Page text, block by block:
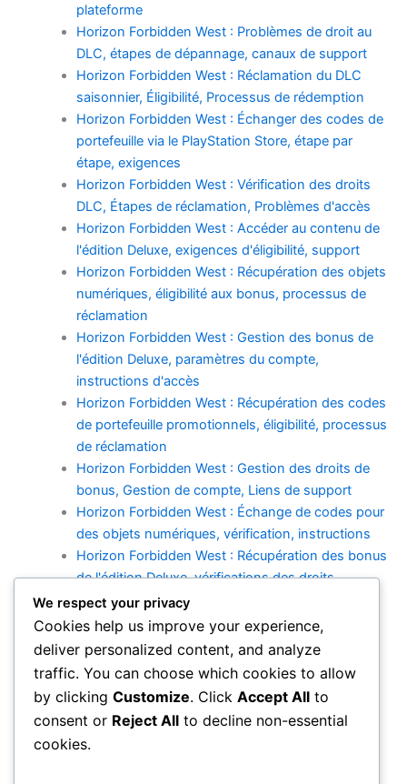
plateforme
Horizon Forbidden West : Problèmes de droit au
DLC, étapes de dépannage, canaux de support
Horizon Forbidden West : Réclamation du DLC
saisonnier, Éligibilité, Processus de rédemption
Horizon Forbidden West : Échanger des codes de
portefeuille via le PlayStation Store, étape par
étape, exigences
Horizon Forbidden West : Vérification des droits
DLC, Étapes de réclamation, Problèmes d'accès
Horizon Forbidden West : Accéder au contenu de
l'édition Deluxe, exigences d'éligibilité, support
Horizon Forbidden West : Récupération des objets
numériques, éligibilité aux bonus, processus de
réclamation
Horizon Forbidden West : Gestion des bonus de
l'édition Deluxe, paramètres du compte,
instructions d'accès
Horizon Forbidden West : Récupération des codes
de portefeuille promotionnels, éligibilité, processus
de réclamation
Horizon Forbidden West : Gestion des droits de
bonus, Gestion de compte, Liens de support
Horizon Forbidden West : Échange de codes pour
des objets numériques, vérification, instructions
Horizon Forbidden West : Récupération des bonus
de l'édition Deluxe, vérifications des droits,
méthodes de téléchargement
Horizon Forbidden West : Récupération du DLC
Bonus, Vérification des Droits, Étapes de
Téléchargement
Categories
Bonus de l'Édition Deluxe
Réclamations de droits de DLC
We respect your privacy
Cookies help us improve your experience,
deliver personalized content, and analyze
traffic. You can choose which cookies to allow
by clicking Customize. Click Accept All to
consent or Reject All to decline non-essential
cookies.